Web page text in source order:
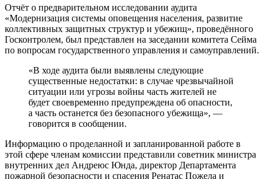
Отчёт о предварительном исследовании аудита
«Модернизация системы оповещения населения, развитие
коллективных защитных структур и убежищ», проведённого
Госконтролем, был представлен на заседании комитета Сейма
по вопросам государственного управления и самоуправлений.
«В ходе аудита были выявлены следующие
существенные недостатки: в случае чрезвычайной
ситуации или угрозы войны часть жителей не
будет своевременно предупреждена об опасности,
а часть останется без безопасного убежища», —
говорится в сообщении.
Информацию о проделанной и запланированной работе в
этой сфере членам комиссии представили советник министра
внутренних дел Андреюс Юнда, директор Департамента
пожарной безопасности и спасения Ренатас Пожела и